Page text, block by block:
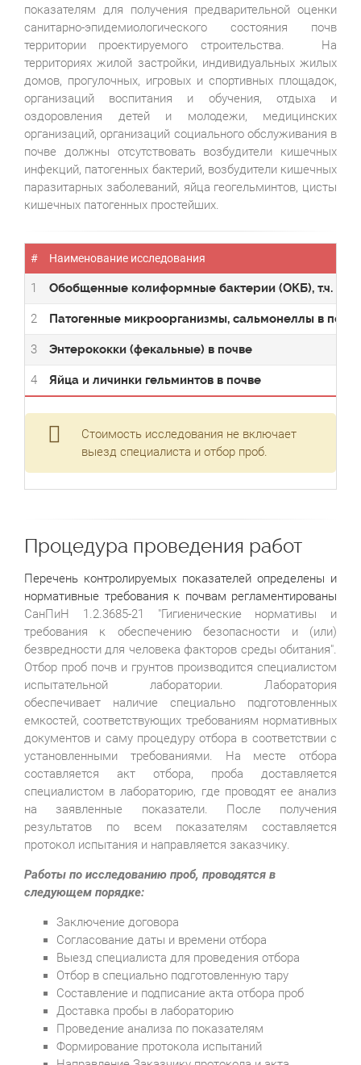
показателям для получения предварительной оценки
санитарно-эпидемиологического состояния почв
территории проектируемого строительства. На
территориях жилой застройки, индивидуальных жилых
домов, прогулочных, игровых и спортивных площадок,
организаций воспитания и обучения, отдыха и
оздоровления детей и молодежи, медицинских
организаций, организаций социального обслуживания в
почве должны отсутствовать возбудители кишечных
инфекций, патогенных бактерий, возбудители кишечных
паразитарных заболеваний, яйца геогельминтов, цисты
кишечных патогенных простейших.
# Наименование исследования
1 Обобщенные колиформные бактерии (ОКБ), т.ч.
2 Патогенные микроорганизмы, сальмонеллы в почве
3 Энтерококки (фекальные) в почве
4 Яйца и личинки гельминтов в почве
Стоимость исследования не включает
выезд специалиста и отбор проб.
Процедура проведения работ
Перечень контролируемых показателей определены и
нормативные требования к почвам регламентированы
СанПиН 1.2.3685-21 "Гигиенические нормативы и
требования к обеспечению безопасности и (или)
безвредности для человека факторов среды обитания".
Отбор проб почв и грунтов производится специалистом
испытательной лаборатории. Лаборатория
обеспечивает наличие специально подготовленных
емкостей, соответствующих требованиям нормативных
документов и саму процедуру отбора в соответствии с
установленными требованиями. На месте отбора
составляется акт отбора, проба доставляется
специалистом в лабораторию, где проводят ее анализ
на заявленные показатели. После получения
результатов по всем показателям составляется
протокол испытания и направляется заказчику.
Работы по исследованию проб, проводятся в
следующем порядке:
Заключение договора
Согласование даты и времени отбора
Выезд специалиста для проведения отбора
Отбор в специально подготовленную тару
Составление и подписание акта отбора проб
Доставка пробы в лабораторию
Проведение анализа по показателям
Формирование протокола испытаний